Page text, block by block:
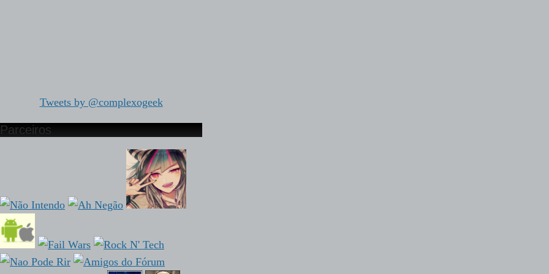
Tweets by @complexogeek
Parceiros